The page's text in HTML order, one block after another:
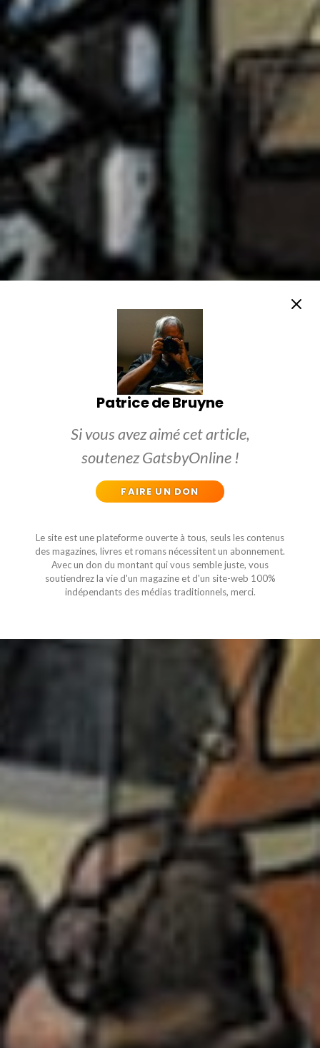
Patrice de Bruyne
Si vous avez aimé cet article,
soutenez GatsbyOnline !
FAIRE UN DON
Le site est une plateforme ouverte à tous, seuls les contenus
des magazines, livres et romans nécessitent un abonnement.
Avec un don du montant qui vous semble juste, vous
soutiendrez la vie d'un magazine et d'un site-web 100%
indépendants des médias traditionnels, merci.